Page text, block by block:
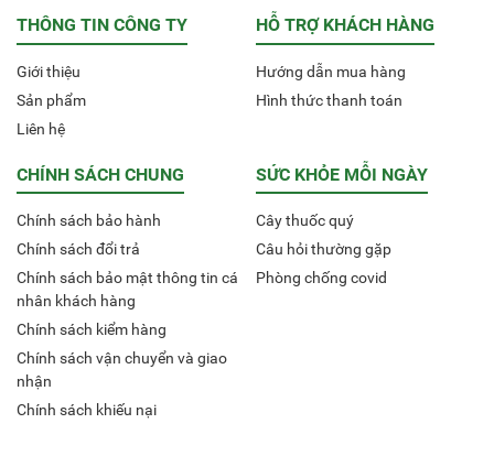
THÔNG TIN CÔNG TY
Giới thiệu
Sản phẩm
Liên hệ
HỖ TRỢ KHÁCH HÀNG
Hướng dẫn mua hàng
Hình thức thanh toán
CHÍNH SÁCH CHUNG
Chính sách bảo hành
Chính sách đổi trả
Chính sách bảo mật thông tin cá
nhân khách hàng
Chính sách kiểm hàng
Chính sách vận chuyển và giao
nhận
Chính sách khiếu nại
SỨC KHỎE MỖI NGÀY
Cây thuốc quý
Câu hỏi thường gặp
Phòng chống covid